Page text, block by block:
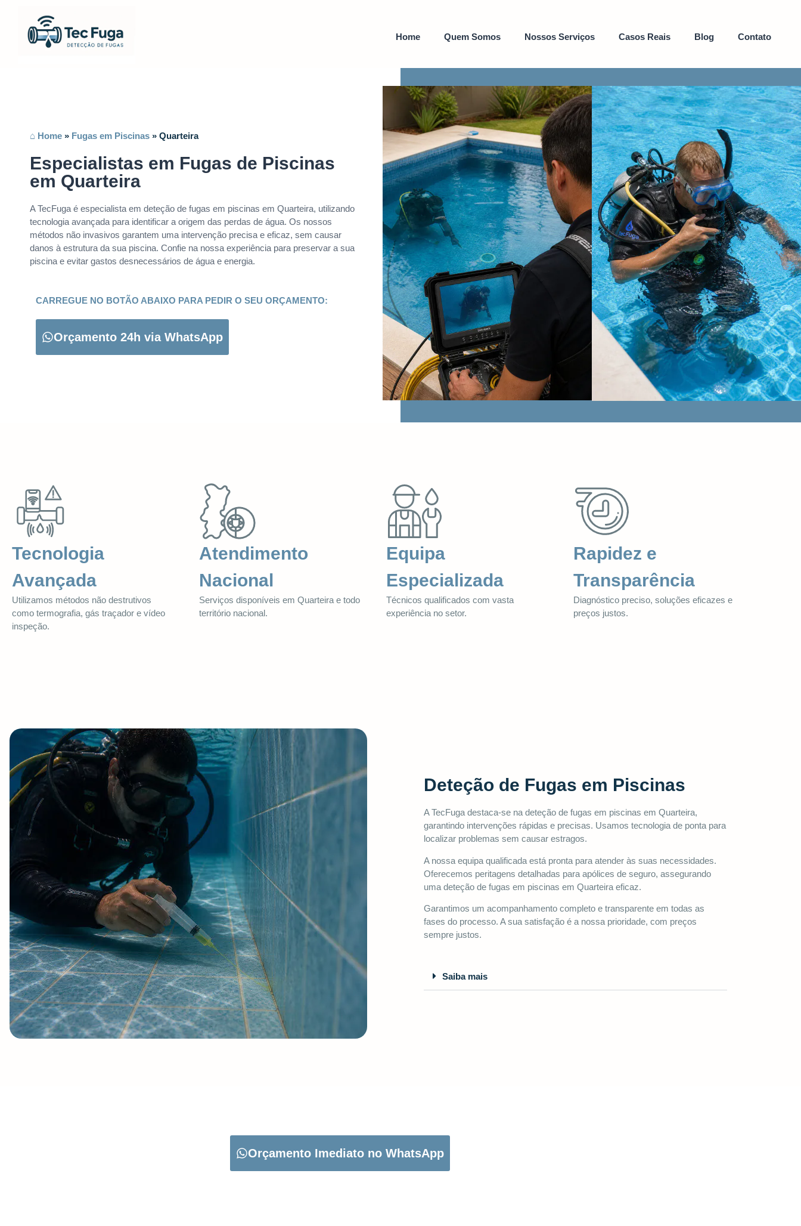
Home Quem Somos Nossos Serviços Casos Reais Blog Contato
⌂ Home » Fugas em Piscinas » Quarteira
Especialistas em Fugas de Piscinas
em Quarteira
A TecFuga é especialista em deteção de fugas em piscinas em Quarteira, utilizando
tecnologia avançada para identificar a origem das perdas de água. Os nossos
métodos não invasivos garantem uma intervenção precisa e eficaz, sem causar
danos à estrutura da sua piscina. Confie na nossa experiência para preservar a sua
piscina e evitar gastos desnecessários de água e energia.
CARREGUE NO BOTÃO ABAIXO PARA PEDIR O SEU ORÇAMENTO:
Orçamento 24h via WhatsApp
Tecnologia
Avançada
Utilizamos métodos não destrutivos
como termografia, gás traçador e vídeo
inspeção.
Atendimento
Nacional
Serviços disponíveis em Quarteira e todo
território nacional.
Equipa
Especializada
Técnicos qualificados com vasta
experiência no setor.
Rapidez e
Transparência
Diagnóstico preciso, soluções eficazes e
preços justos.
Deteção de Fugas em Piscinas
A TecFuga destaca-se na deteção de fugas em piscinas em Quarteira,
garantindo intervenções rápidas e precisas. Usamos tecnologia de ponta para
localizar problemas sem causar estragos.
A nossa equipa qualificada está pronta para atender às suas necessidades.
Oferecemos peritagens detalhadas para apólices de seguro, assegurando
uma deteção de fugas em piscinas em Quarteira eficaz.
Garantimos um acompanhamento completo e transparente em todas as
fases do processo. A sua satisfação é a nossa prioridade, com preços
sempre justos.
Saiba mais
Orçamento Imediato no WhatsApp